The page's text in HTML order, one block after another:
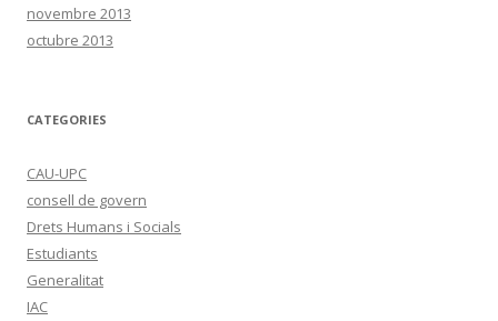
novembre 2013
octubre 2013
CATEGORIES
CAU-UPC
consell de govern
Drets Humans i Socials
Estudiants
Generalitat
IAC